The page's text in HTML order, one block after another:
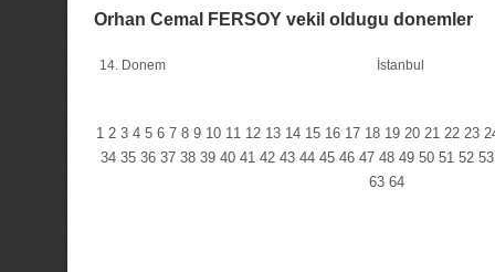
Orhan Cemal FERSOY vekil oldugu donemler
14. Donem İstanbul
1 2 3 4 5 6 7 8 9 10 11 12 13 14 15 16 17 18 19 20 21 22 23
34 35 36 37 38 39 40 41 42 43 44 45 46 47 48 49 50 51 52 53
63 64